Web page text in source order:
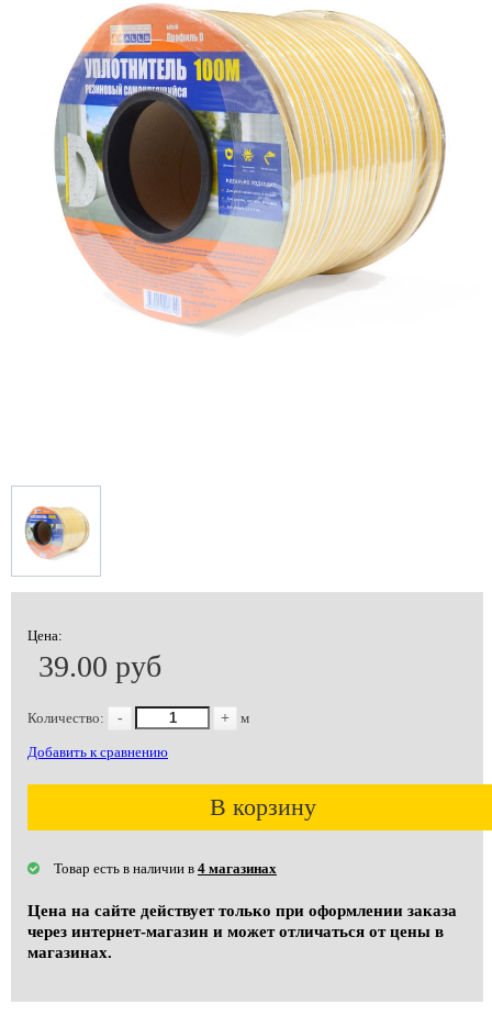
Цена:
39.00 руб
Количество: - + м
Добавить к сравнению
В корзину
Товар есть в наличии в 4 магазинах
Цена на сайте действует только при оформлении заказа
через интернет-магазин и может отличаться от цены в
магазинах.